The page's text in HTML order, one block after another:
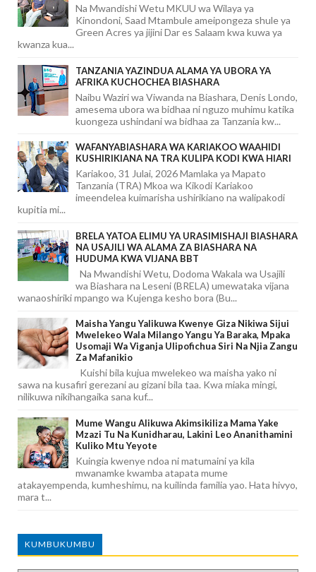
Na Mwandishi Wetu MKUU wa Wilaya ya
Kinondoni, Saad Mtambule ameipongeza shule ya
Green Acres ya jijini Dar es Salaam kwa kuwa ya
kwanza kua...
TANZANIA YAZINDUA ALAMA YA UBORA YA
AFRIKA KUCHOCHEA BIASHARA
Naibu Waziri wa Viwanda na Biashara, Denis Londo,
amesema ubora wa bidhaa ni nguzo muhimu katika
kuongeza ushindani wa bidhaa za Tanzania kw...
WAFANYABIASHARA WA KARIAKOO WAAHIDI
KUSHIRIKIANA NA TRA KULIPA KODI KWA HIARI
Kariakoo, 31 Julai, 2026 Mamlaka ya Mapato
Tanzania (TRA) Mkoa wa Kikodi Kariakoo
imeendelea kuimarisha ushirikiano na walipakodi
kupitia mi...
BRELA YATOA ELIMU YA URASIMISHAJI BIASHARA
NA USAJILI WA ALAMA ZA BIASHARA NA
HUDUMA KWA VIJANA BBT
Na Mwandishi Wetu, Dodoma Wakala wa Usajili
wa Biashara na Leseni (BRELA) umewataka vijana
wanaoshiriki mpango wa Kujenga kesho bora (Bu...
Maisha Yangu Yalikuwa Kwenye Giza Nikiwa Sijui
Mwelekeo Wala Milango Yangu Ya Baraka, Mpaka
Usomaji Wa Viganja Ulipofichua Siri Na Njia Zangu
Za Mafanikio
Kuishi bila kujua mwelekeo wa maisha yako ni
sawa na kusafiri gerezani au gizani bila taa. Kwa miaka mingi,
nilikuwa nikihangaika sana kuf...
Mume Wangu Alikuwa Akimsikiliza Mama Yake
Mzazi Tu Na Kunidharau, Lakini Leo Ananithamini
Kuliko Mtu Yeyote
Kuingia kwenye ndoa ni matumaini ya kila
mwanamke kwamba atapata mume
atakayempenda, kumheshimu, na kuilinda familia yao. Hata hivyo,
mara t...
KUMBUKUMBU